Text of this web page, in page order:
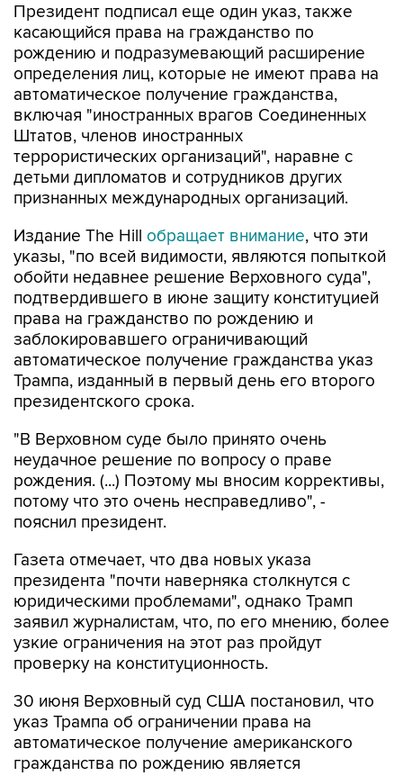
Президент подписал еще один указ, также
касающийся права на гражданство по
рождению и подразумевающий расширение
определения лиц, которые не имеют права на
автоматическое получение гражданства,
включая "иностранных врагов Соединенных
Штатов, членов иностранных
террористических организаций", наравне с
детьми дипломатов и сотрудников других
признанных международных организаций.
Издание The Hill обращает внимание, что эти
указы, "по всей видимости, являются попыткой
обойти недавнее решение Верховного суда",
подтвердившего в июне защиту конституцией
права на гражданство по рождению и
заблокировавшего ограничивающий
автоматическое получение гражданства указ
Трампа, изданный в первый день его второго
президентского срока.
"В Верховном суде было принято очень
неудачное решение по вопросу о праве
рождения. (...) Поэтому мы вносим коррективы,
потому что это очень несправедливо", -
пояснил президент.
Газета отмечает, что два новых указа
президента "почти наверняка столкнутся с
юридическими проблемами", однако Трамп
заявил журналистам, что, по его мнению, более
узкие ограничения на этот раз пройдут
проверку на конституционность.
30 июня Верховный суд США постановил, что
указ Трампа об ограничении права на
автоматическое получение американского
гражданства по рождению является